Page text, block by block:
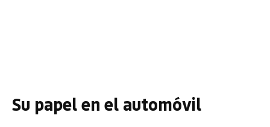
Su papel en el automóvil